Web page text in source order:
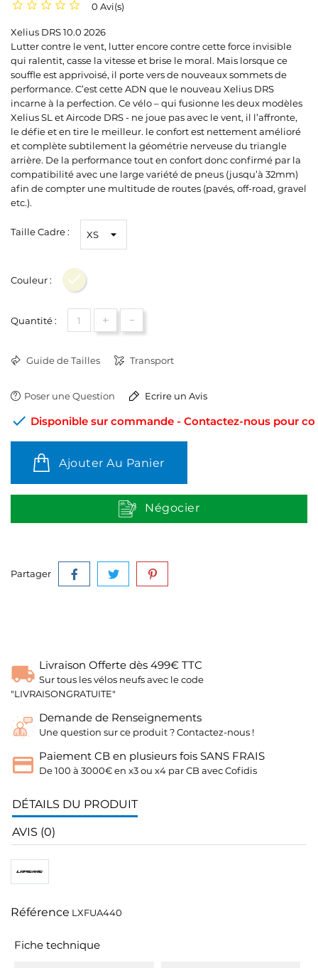
0 Avi(s)
Xelius DRS 10.0 2026
Lutter contre le vent, lutter encore contre cette force invisible
qui ralentit, casse la vitesse et brise le moral. Mais lorsque ce
souffle est apprivoisé, il porte vers de nouveaux sommets de
performance. C’est cette ADN que le nouveau Xelius DRS
incarne à la perfection. Ce vélo – qui fusionne les deux modèles
Xelius SL et Aircode DRS - ne joue pas avec le vent, il l’affronte,
le défie et en tire le meilleur. le confort est nettement amélioré
et complète subtilement la géométrie nerveuse du triangle
arrière. De la performance tout en confort donc confirmé par la
compatibilité avec une large variété de pneus (jusqu’à 32mm)
afin de compter une multitude de routes (pavés, off-road, gravel
etc.).
Taille Cadre :
Couleur : Beige
Quantité : + -
Guide de Tailles Transport
Poser une Question Ecrire un Avis
 Disponible sur commande - Contactez-nous pour
Ajouter Au Panier
Négocier
Partager
Livraison Offerte dès 499€ TTC
Sur tous les vélos neufs avec le code
"LIVRAISONGRATUITE"
Demande de Renseignements
Une question sur ce produit ? Contactez-nous !
Paiement CB en plusieurs fois SANS FRAIS
De 100 à 3000€ en x3 ou x4 par CB avec Cofidis
DÉTAILS DU PRODUIT
AVIS (0)
Référence LXFUA440
Fiche technique